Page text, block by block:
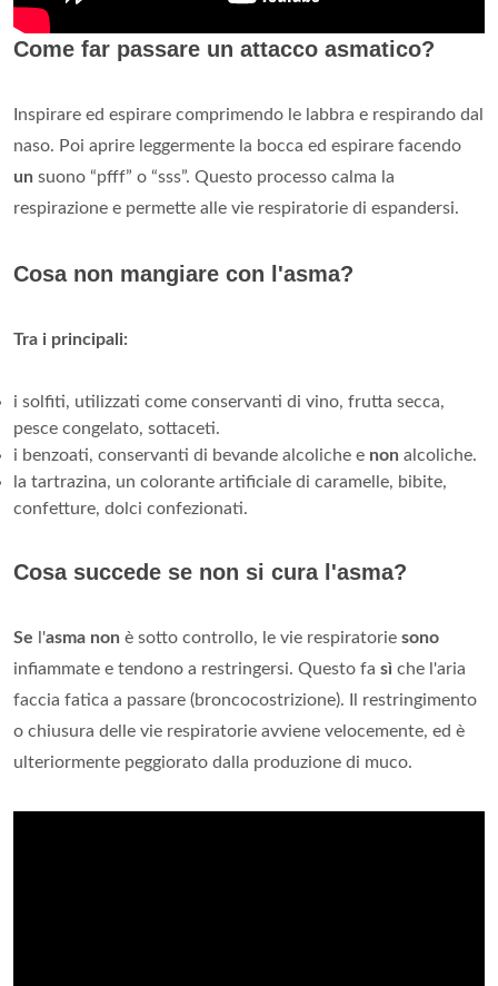
Come far passare un attacco asmatico?
Inspirare ed espirare comprimendo le labbra e respirando dal
naso. Poi aprire leggermente la bocca ed espirare facendo
un suono “pfff” o “sss”. Questo processo calma la
respirazione e permette alle vie respiratorie di espandersi.
Cosa non mangiare con l'asma?
Tra i principali:
i solfiti, utilizzati come conservanti di vino, frutta secca,
pesce congelato, sottaceti.
i benzoati, conservanti di bevande alcoliche e non alcoliche.
la tartrazina, un colorante artificiale di caramelle, bibite,
confetture, dolci confezionati.
Cosa succede se non si cura l'asma?
Se l'asma non è sotto controllo, le vie respiratorie sono
infiammate e tendono a restringersi. Questo fa sì che l'aria
faccia fatica a passare (broncocostrizione). Il restringimento
o chiusura delle vie respiratorie avviene velocemente, ed è
ulteriormente peggiorato dalla produzione di muco.